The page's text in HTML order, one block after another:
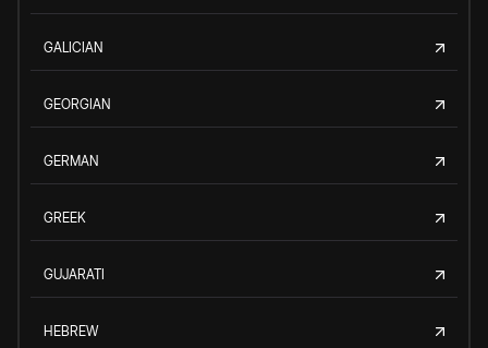
GALICIAN
GEORGIAN
GERMAN
GREEK
GUJARATI
HEBREW